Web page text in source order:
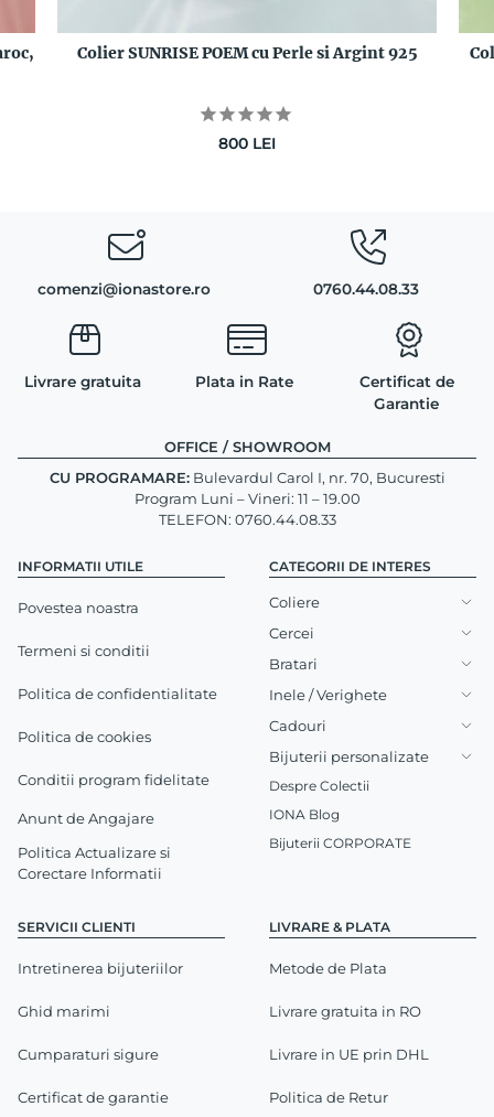
Colier SUNRISE POEM cu Perle si Argint 925
800 LEI
comenzi@ionastore.ro 0760.44.08.33
Livrare gratuita Plata in Rate
Certificat de
Garantie
INFORMATII UTILE
Povestea noastra
Termeni si conditii
Politica de confidentialitate
Politica de cookies
Conditii program fidelitate
Anunt de Angajare
Politica Actualizare si
Corectare Informatii
SERVICII CLIENTI
Intretinerea bijuteriilor
Ghid marimi
Cumparaturi sigure
Certificat de garantie
LIVRARE & PLATA
Metode de Plata
Livrare gratuita in RO
Livrare in UE prin DHL
Politica de Retur
OFFICE / SHOWROOM
CU PROGRAMARE:Bulevardul Carol I, nr. 70, Bucuresti
Program Luni – Vineri: 11 – 19.00
TELEFON: 0760.44.08.33
CATEGORII DE INTERES
Coliere
Cercei
Bratari
Inele / Verighete
Cadouri
Bijuterii personalizate
Despre Colectii
IONA Blog
Bijuterii CORPORATE